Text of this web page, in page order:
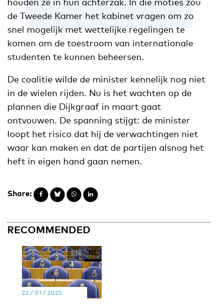
de Tweede Kamer het kabinet vragen om zo
snel mogelijk met wettelijke regelingen te
komen om de toestroom van internationale
studenten te kunnen beheersen.
De coalitie wilde de minister kennelijk nog niet
in de wielen rijden. Nu is het wachten op de
plannen die Dijkgraaf in maart gaat
ontvouwen. De spanning stijgt: de minister
loopt het risico dat hij de verwachtingen niet
waar kan maken en dat de partijen alsnog het
heft in eigen hand gaan nemen.
Share:
RECOMMENDED
EN NL
22 / 01 / 2025